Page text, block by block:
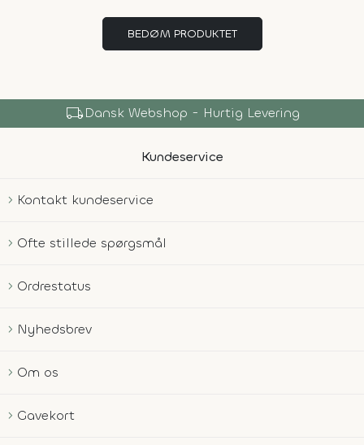
BEDØM PRODUKTET
shopping_bagOver 150.000 Produkter
Kundeservice
Kontakt kundeservice
Ofte stillede spørgsmål
Ordrestatus
Nyhedsbrev
Om os
Gavekort